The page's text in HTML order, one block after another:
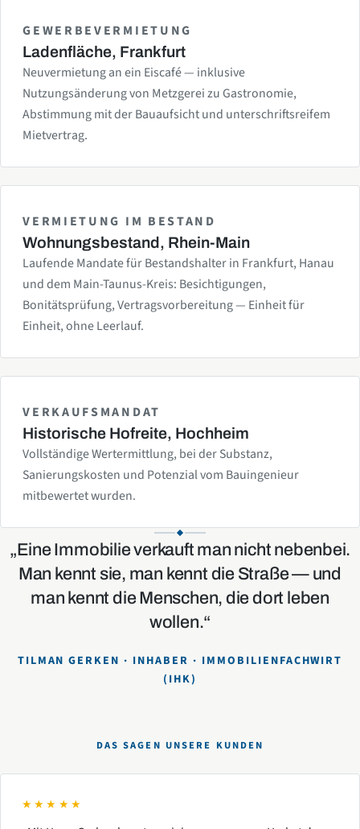
GEWERBEVERMIETUNG
Ladenfläche, Frankfurt
Neuvermietung an ein Eiscafé — inklusive
Nutzungsänderung von Metzgerei zu Gastronomie,
Abstimmung mit der Bauaufsicht und unterschriftsreifem
Mietvertrag.
VERMIETUNG IM BESTAND
Wohnungsbestand, Rhein-Main
Laufende Mandate für Bestandshalter in Frankfurt, Hanau
und dem Main-Taunus-Kreis: Besichtigungen,
Bonitätsprüfung, Vertragsvorbereitung — Einheit für
Einheit, ohne Leerlauf.
VERKAUFSMANDAT
Historische Hofreite, Hochheim
Vollständige Wertermittlung, bei der Substanz,
Sanierungskosten und Potenzial vom Bauingenieur
mitbewertet wurden.
„Eine Immobilie verkauft man nicht nebenbei.
Man kennt sie, man kennt die Straße — und
man kennt die Menschen, die dort leben
wollen.“
TILMAN GERKEN · INHABER · IMMOBILIENFACHWIRT
(IHK)
DAS SAGEN UNSERE KUNDEN
★★★★★